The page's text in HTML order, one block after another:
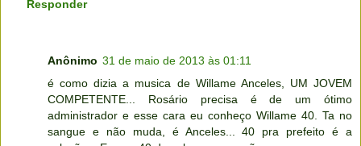
Responder
Anônimo 31 de maio de 2013 às 01:11
é como dizia a musica de Willame Anceles, UM JOVEM
COMPETENTE... Rosário precisa é de um ótimo
administrador e esse cara eu conheço Willame 40. Ta no
sangue e não muda, é Anceles... 40 pra prefeito é a